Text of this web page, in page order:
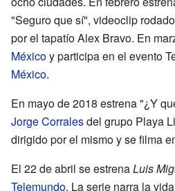
"Seguro que sí", videoclip
por el tapatío Alex Bravo. En
Méxicoy participa en el evento
México.
En mayo de 2018 estrena "¿Y
Jorge Corralesdel grupo Playa
dirigido por el mismo y se filma
El 22 de abril se estrenaLuis
Telemundo. La serie narra la